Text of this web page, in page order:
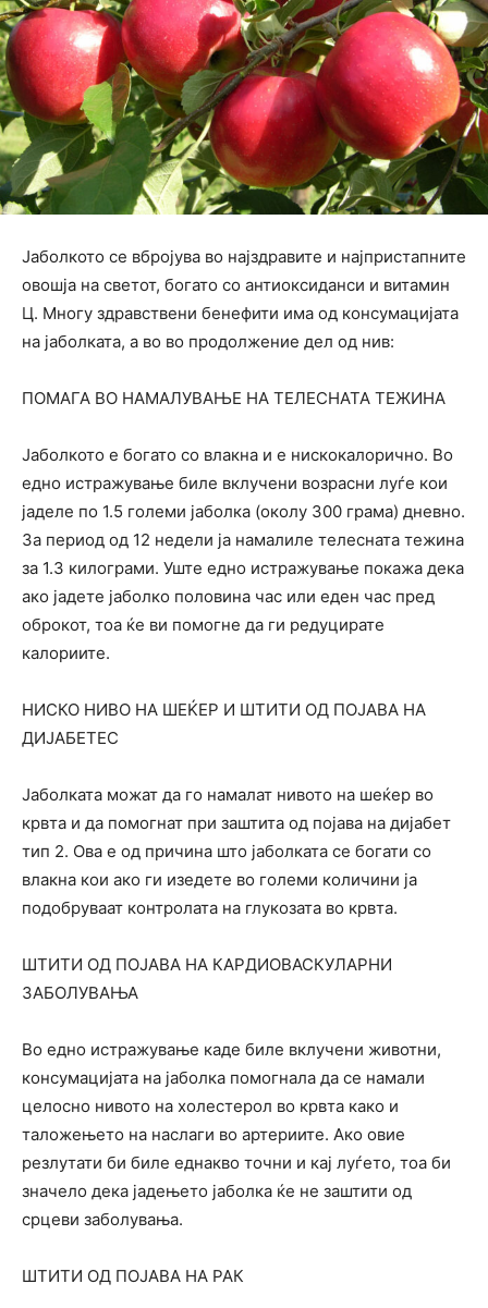
Јаболкото се вбројува во најздравите и најпристапните
овошја на светот, богато со антиоксиданси и витамин
Ц. Многу здравствени бенефити има од консумацијата
на јаболката, а во во продолжение дел од нив:
ПОМАГА ВО НАМАЛУВАЊЕ НА ТЕЛЕСНАТА ТЕЖИНА
Јаболкото е богато со влакна и е нискокалорично. Во
едно истражување биле вклучени возрасни луѓе кои
јаделе по 1.5 големи јаболка (околу 300 грама) дневно.
За период од 12 недели ја намалиле телесната тежина
за 1.3 килограми. Уште едно истражување покажа дека
ако јадете јаболко половина час или еден час пред
оброкот, тоа ќе ви помогне да ги редуцирате
калориите.
НИСКО НИВО НА ШЕЌЕР И ШТИТИ ОД ПОЈАВА НА
ДИЈАБЕТЕС
Јаболката можат да го намалат нивото на шеќер во
крвта и да помогнат при заштита од појава на дијабет
тип 2. Ова е од причина што јаболката се богати со
влакна кои ако ги изедете во големи количини ја
подобруваат контролата на глукозата во крвта.
ШТИТИ ОД ПОЈАВА НА КАРДИОВАСКУЛАРНИ
ЗАБОЛУВАЊА
Во едно истражување каде биле вклучени животни,
консумацијата на јаболка помогнала да се намали
целосно нивото на холестерол во крвта како и
таложењето на наслаги во артериите. Ако овие
резлутати би биле еднакво точни и кај луѓето, тоа би
значело дека јадењето јаболка ќе не заштити од
срцеви заболувања.
ШТИТИ ОД ПОЈАВА НА РАК